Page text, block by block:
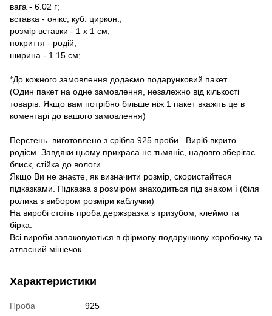
вага - 6.02 г;
вставка - онікс, куб. циркон.;
розмір вставки - 1 х 1 см;
покриття - родій;
ширина - 1.15 см;
*До кожного замовлення додаємо подарунковий пакет
(Один пакет на одне замовлення, незалежно від кількості
товарів. Якщо вам потрібно більше ніж 1 пакет вкажіть це в
коментарі до вашого замовлення)
Перстень виготовлено з срібла 925 проби. Виріб вкрито
родієм. Завдяки цьому прикраса не тьмяніє, надовго зберігає
блиск, стійка до вологи.
Якщо Ви не знаєте, як визначити розмір, скористайтеся
підказками. Підказка з розміром знаходиться під знаком ℹ (біля
ролика з вибором розміри каблучки)
На виробі стоїть проба держзразка з тризубом, клеймо та
бірка.
Всі вироби запаковуються в фірмову подарункову коробочку та
атласний мішечок.
Характеристики
Проба
925